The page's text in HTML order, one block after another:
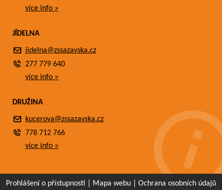
více info »
JÍDELNA
jidelna@zssazavska.cz
277 779 640
více info »
DRUŽINA
kucerova@zssazavska.cz
778 712 766
více info »
Prohlášení o přístupnosti Mapa webu
Ochrana osobních údajů